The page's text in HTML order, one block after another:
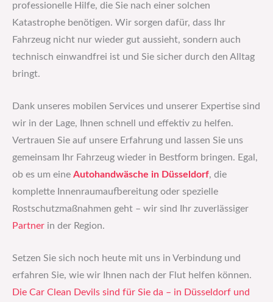
professionelle Hilfe, die Sie nach einer solchen
Katastrophe benötigen. Wir sorgen dafür, dass Ihr
Fahrzeug nicht nur wieder gut aussieht, sondern auch
technisch einwandfrei ist und Sie sicher durch den Alltag
bringt.
Dank unseres mobilen Services und unserer Expertise sind
wir in der Lage, Ihnen schnell und effektiv zu helfen.
Vertrauen Sie auf unsere Erfahrung und lassen Sie uns
gemeinsam Ihr Fahrzeug wieder in Bestform bringen. Egal,
ob es um eine Autohandwäsche in Düsseldorf, die
komplette Innenraumaufbereitung oder spezielle
Rostschutzmaßnahmen geht – wir sind Ihr zuverlässiger
Partner in der Region.
Setzen Sie sich noch heute mit uns in Verbindung und
erfahren Sie, wie wir Ihnen nach der Flut helfen können.
Die Car Clean Devils sind für Sie da – in Düsseldorf und